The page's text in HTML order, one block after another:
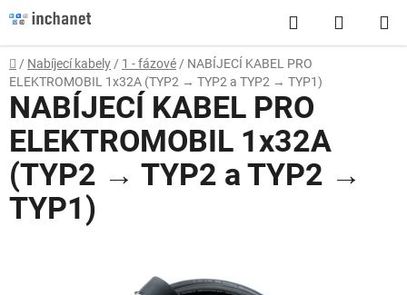
na
obsah
Hledat
KOŠÍK
Domů
/ Nabíjecí kabely / 1 - fázové / NABÍJECÍ KABEL PRO
ELEKTROMOBIL 1x32A (TYP2 → TYP2 a TYP2 → TYP1)
NABÍJECÍ KABEL PRO
ELEKTROMOBIL 1x32A
(TYP2 → TYP2 a TYP2 →
TYP1)